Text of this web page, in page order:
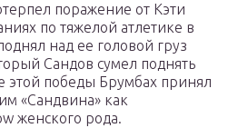
поражение от Кэти
по тяжелой атлетике в
над ее головой груз
Сандов сумел поднять
этой победы Брумбах принял
«Сандвина» как
женского рода.